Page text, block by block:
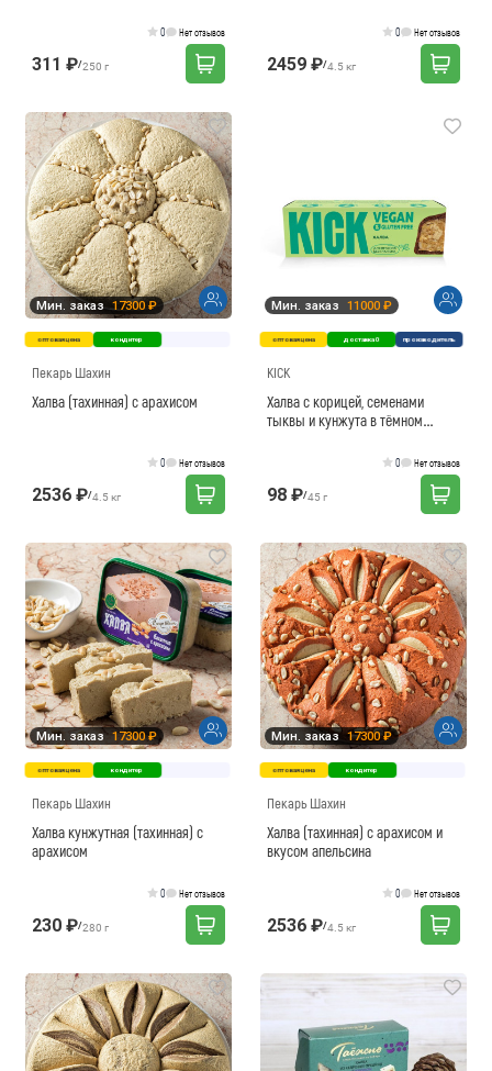
0 Нет отзывов
311 ₽/250 г
0 Нет отзывов
2459 ₽/4.5 кг
Мин. заказ 17300 ₽
оптовая цена кондитер
Пекарь Шахин
Халва (тахинная) с арахисом
0 Нет отзывов
2536 ₽/4.5 кг
Мин. заказ 11000 ₽
оптовая цена доставка 0 производитель
KICK
Халва с корицей, семенами
тыквы и кунжута в тёмном
фруктозном сиропе)
0 Нет отзывов
98 ₽/45 г
Мин. заказ 17300 ₽
оптовая цена кондитер
Пекарь Шахин
Халва кунжутная (тахинная) с
арахисом
0 Нет отзывов
230 ₽/280 г
Мин. заказ 17300 ₽
оптовая цена кондитер
Пекарь Шахин
Халва (тахинная) с арахисом и
вкусом апельсина
0 Нет отзывов
2536 ₽/4.5 кг